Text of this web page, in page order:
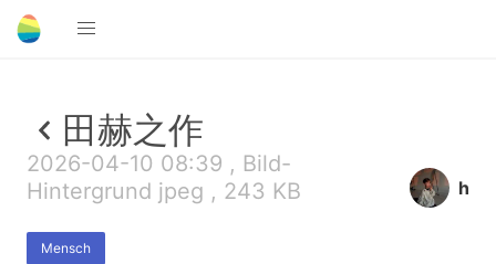
田赫之作
2026-04-10 08:39 , Bild-
Hintergrund jpeg , 243 KB
Mensch
h